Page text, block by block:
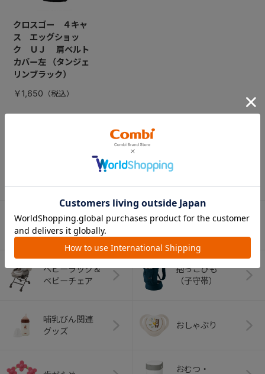
クロスゴー ４キャ
ス エッグショッ
ク ＵＪ 肩ベルト
カバー左 （タンジェ
リンブラック）
￥1,650
CATEGORY
カテゴリー
（コンビ）
ベビーカー
ベビーラック＆
ベビーチェア
抱っこひも
（子守帯）
哺乳びん関連
グッズ
おしゃぶり
おむつ・